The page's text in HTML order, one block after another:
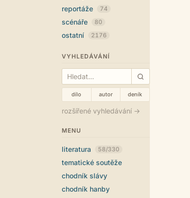
reportáže 74
scénáře 80
ostatní 2176
VYHLEDÁVÁNÍ
dílo autor deník
rozšířené vyhledávání →
MENU
literatura 58/330
tematické soutěže
chodník slávy
chodník hanby